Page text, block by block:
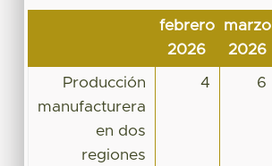
febrero
2026
marzo
2026
Producción
manufacturera
en dos
regiones
4 6